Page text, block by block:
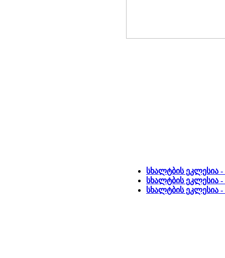
სხალტბის ეკლესია
სხალტბის ეკლესია
სხალტბის ეკლესია -